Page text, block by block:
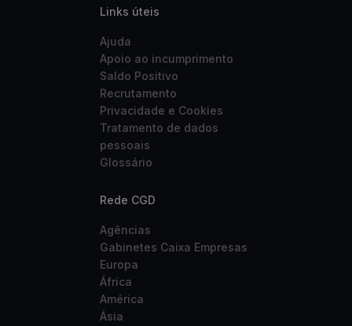
Links úteis
Ajuda
Apoio ao incumprimento
Saldo Positivo
Recrutamento
Privacidade e Cookies
Tratamento de dados
pessoais
Glossário
Rede CGD
Agências
Gabinetes Caixa Empresas
Europa
África
América
Ásia